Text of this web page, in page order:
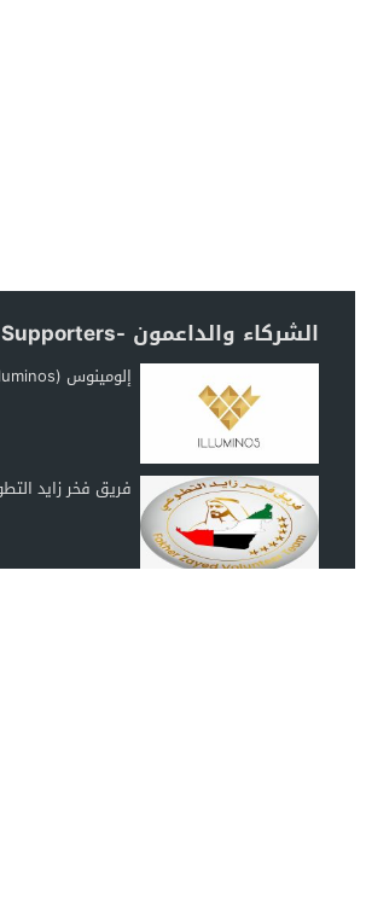
الشركاء والداعمون -Partners & Supporters
إلومينوس (Illuminos)
فريق فخر زايد